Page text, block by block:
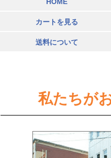
カートを見る
送料について
私たちが